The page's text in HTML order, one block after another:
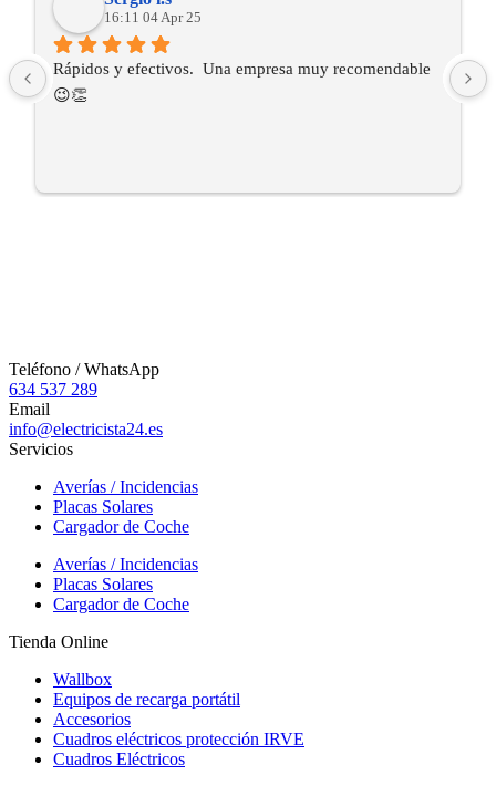
16:11 04 Apr 25
Rápidos y efectivos.  Una empresa muy recomendable
😉👏
Teléfono / WhatsApp
634 537 289
Email
info@electricista24.es
Servicios
Averías / Incidencias
Placas Solares
Cargador de Coche
Averías / Incidencias
Placas Solares
Cargador de Coche
Tienda Online
Wallbox
Equipos de recarga portátil
Accesorios
Cuadros eléctricos protección IRVE
Cuadros Eléctricos